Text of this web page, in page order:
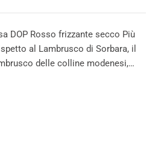
DOP Rosso frizzante secco Più
al Lambrusco di Sorbara, il
delle colline modenesi,…